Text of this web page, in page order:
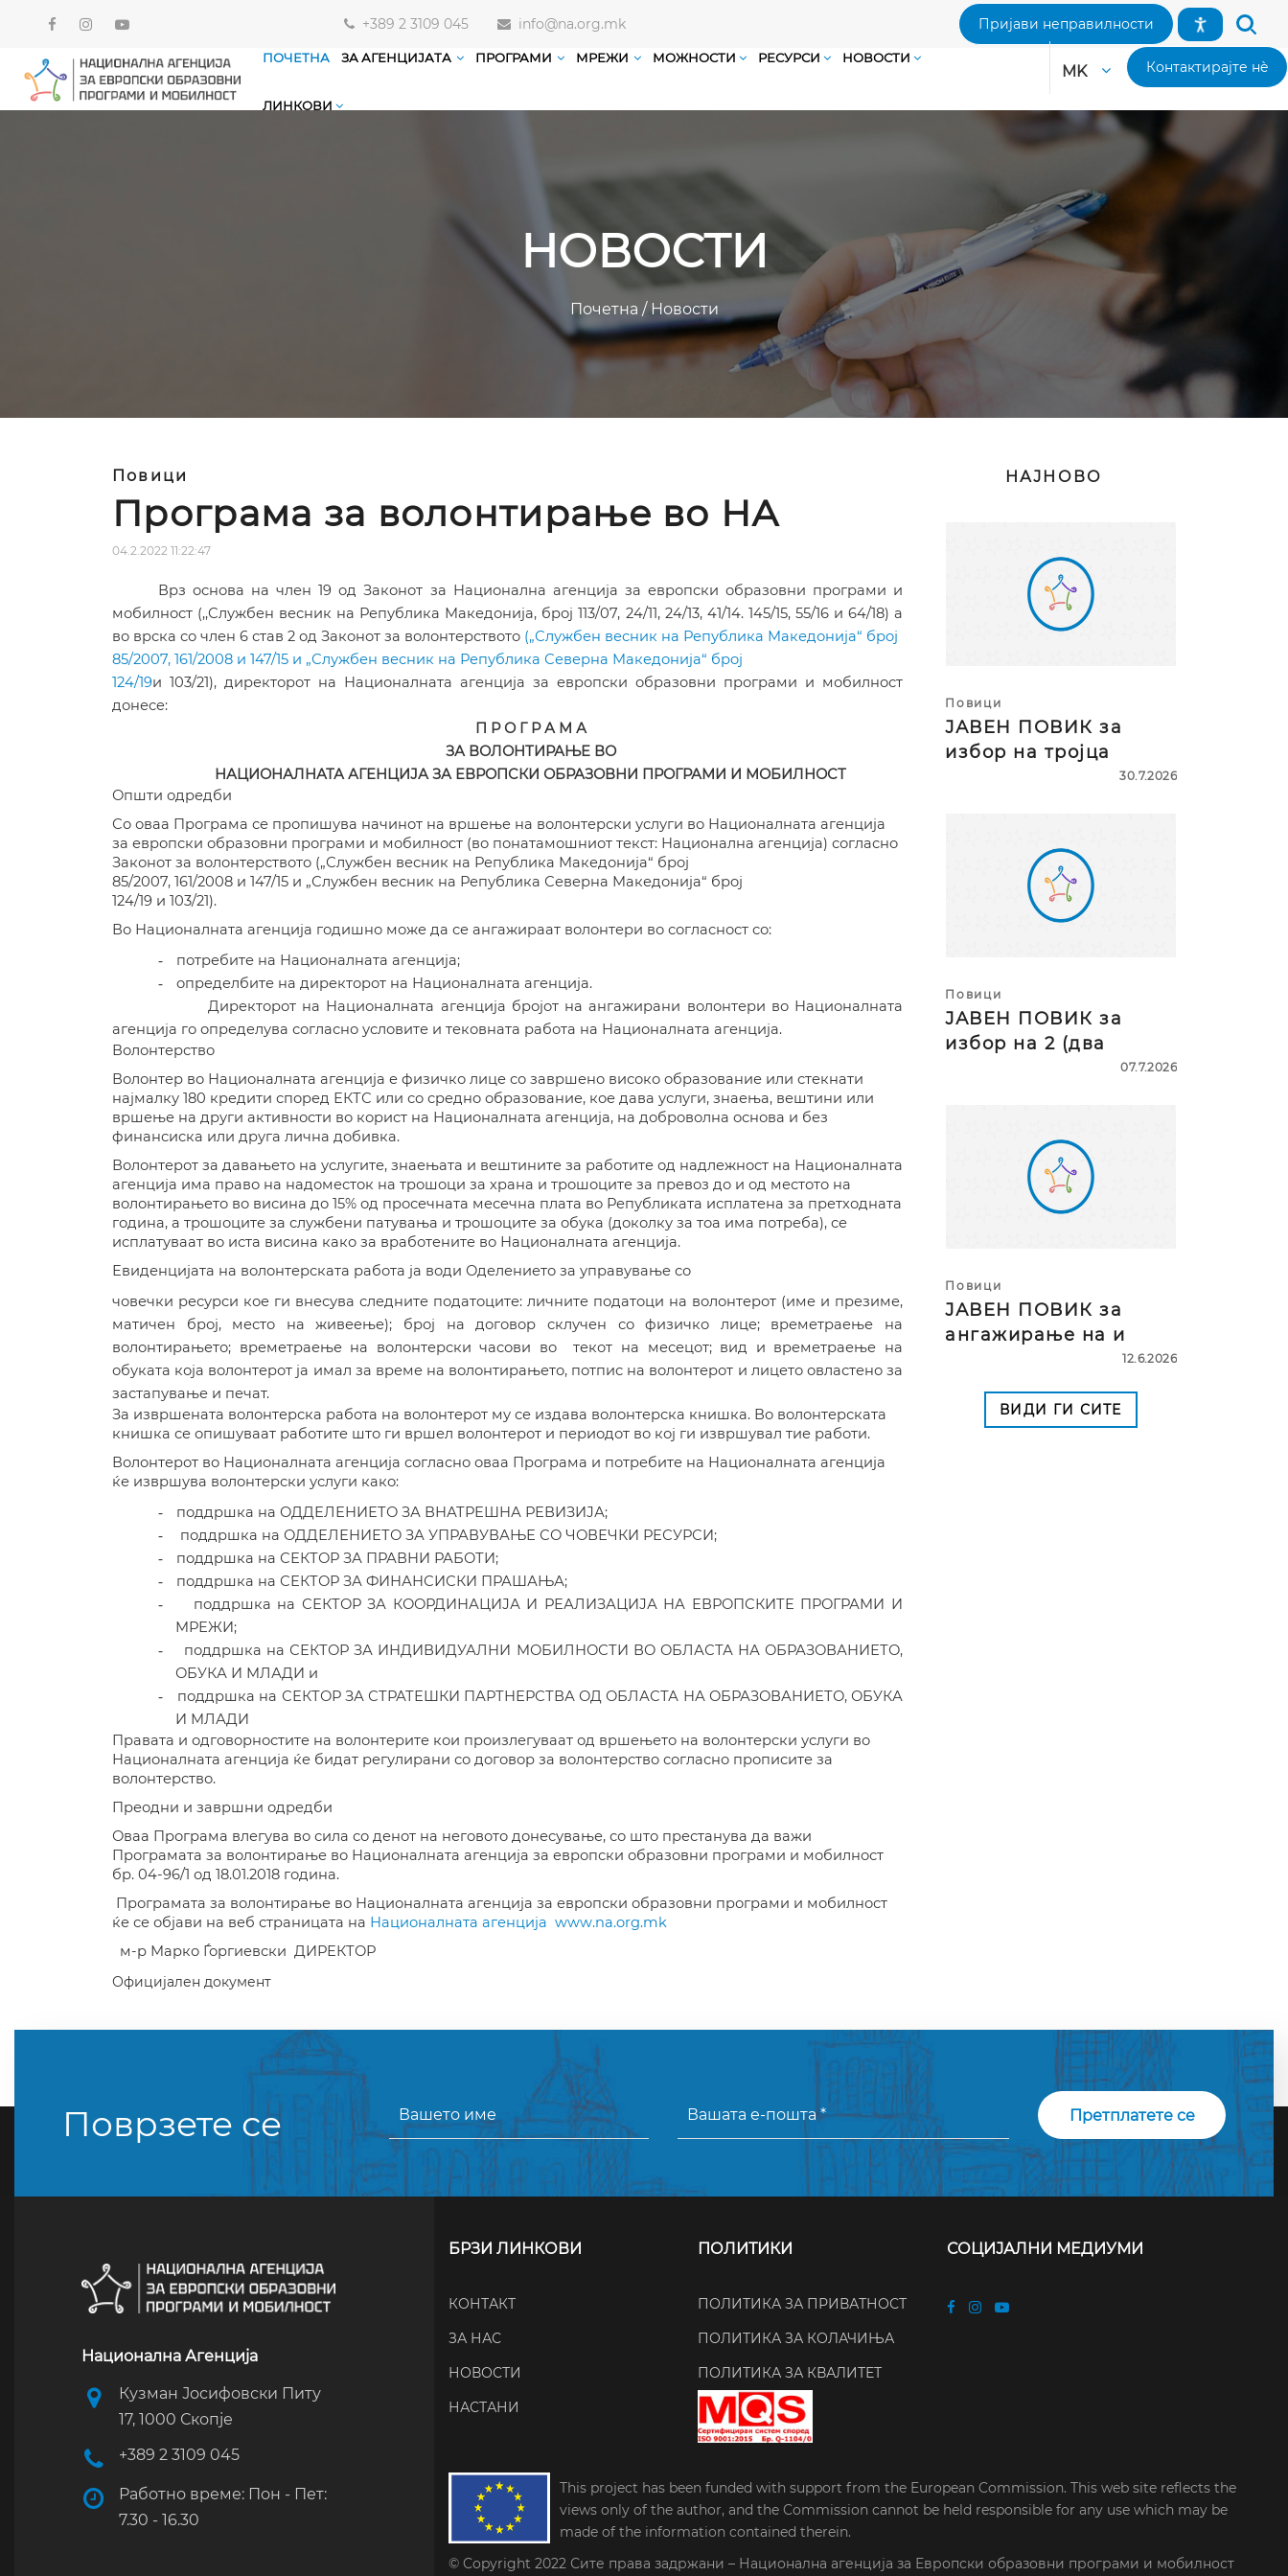
+389 2 3109 045 info@na.org.mk Пријави неправилности
ПОЧЕТНА ЗА АГЕНЦИЈАТА ПРОГРАМИ МРЕЖИ МОЖНОСТИ РЕСУРСИ НОВОСТИ
ЛИНКОВИ
MK Контактирајте нè
НОВОСТИ
Почетна /Новости
Повици
Програма за волонтирање во НА
04.2.2022 11:22:47
Врз основа на член 19 од Законот за Национална агенција за европски образовни програми и
мобилност (,,Службен весник на Република Македонија, број113/07, 24/11, 24/13,41/14. 145/15, 55/16 и 64/18) а
во врска со член 6 став 2 од Законот за волонтерството („Службен весник на Република Македонија“ брoj
85/2007, 161/2008 и 147/15 и „Службен весник на Република Северна Македонија“ брoj
124/19и 103/21), директорот на Националната агенција за европски образовни програми и мобилност
донесe:
П Р О Г Р А М А
ЗА ВОЛОНТИРАЊЕ ВО
НАЦИОНАЛНАТА АГЕНЦИЈА ЗА ЕВРОПСКИ ОБРАЗОВНИ ПРОГРАМИ И МОБИЛНОСТ
Општи одредби
Со оваа Програма се пропишува начинот на вршење на волонтерски услуги во Националната агенција
за европски образовни програми и мобилност (во понатамошниот текст: Национална агенција) согласно
Законот за волонтерството („Службен весник на Република Македонија“ брoj
85/2007, 161/2008 и 147/15 и „Службен весник на Република Северна Македонија“ брoj
124/19 и 103/21).
Во Националната агенција годишно може да се ангажираат волонтери во согласност со:
- потребите на Националната агенција;
-
определбите на директорот на Националната агенција.
Директорот на Националната агенција бројот на ангажирани волонтери во Националната
агенција го определува согласно условите и тековната работа на Националната агенција.
Волонтерство
Волонтер во Националната агенција е физичко лице со завршено високо образование или стекнати
најмалку 180 кредити според ЕКТС или со средно образование, кое дава услуги, знаења, вештини или
вршење на други активности во корист на Националната агенција, на доброволна основа и без
финансиска или друга лична добивка.
Волонтерот за давањето на услугите, знаењата и вештините за работите од надлежност на Националната
агенција има право на надоместок на трошоци за храна и трошоците за превоз до и од местото на
волонтирањето во висина до 15% од просечната месечна плата во Републиката исплатена за претходната
година, а трошоците за службени патувања и трошоците за обука (доколку за тоа има потреба), се
исплатуваат во иста висина како за вработените во Националната агенција.
Евиденцијата на волонтерската работа ја води Оделението за управување со
човечки ресурси кое ги внесува следните податоците: личните податоци на волонтерот (име и презиме,
матичен број, место на живеење); број на договор склучен со физичко лице; времетраење
на
волонтирањето; времетраење на волонтерски часови во
текот на месецот; вид и времетраење на
обуката која волонтерот ја имал за време на волонтирањето, потпис на волонтерот и лицето овластено за
застапување и печат.
За извршената волонтерска работа на волонтерот му се издава волонтерска книшка. Во волонтерската
книшка се опишуваат работите што ги вршел волонтерот и периодот во кој ги извршувал тие работи.
Волонтерот во Националната агенција согласно оваа Програма и потребите на Националната агенција
ќе извршува волонтерски услуги како:
- поддршка на ОДДЕЛЕНИЕТО ЗА ВНАТРЕШНА РЕВИЗИЈА;
- поддршка на ОДДЕЛЕНИЕТО ЗА УПРАВУВАЊЕ СО ЧОВЕЧКИ РЕСУРСИ;
- поддршка на СЕКТОР ЗА ПРАВНИ РАБОТИ;
- поддршка на СЕКТОР ЗА ФИНАНСИСКИ ПРАШАЊА;
- поддршка на СЕКТОР ЗА КООРДИНАЦИЈА И РЕАЛИЗАЦИЈА НА ЕВРОПСКИТЕ ПРОГРАМИ И
МРЕЖИ;
- поддршка наСЕКТОР ЗА ИНДИВИДУАЛНИ МОБИЛНОСТИ ВО ОБЛАСТА НА ОБРАЗОВАНИЕТО,
ОБУКА И МЛАДИ и
- поддршка на СЕКТОР ЗА СТРАТЕШКИ ПАРТНЕРСТВА ОД ОБЛАСТА НА ОБРАЗОВАНИЕТО, ОБУКА
И МЛАДИ
Правата и одговорностите на волонтерите кои произлегуваат од вршењето на волонтерски услуги во
Националната агенција ќе бидат регулирани со договор за волонтерство согласно прописите за
волонтерство.
Преодни и завршни одредби
Оваа Програма влегува во сила со денот на неговото донесување, со што престанува да важи
Програмата за волонтирање во Националната агенција за европски образовни програми и мобилност
бр. 04-96/1 од 18.01.2018 година.
Програмата за волонтирање во Националната агенција за европски образовни програми и мобилност
ќе се објави на веб страницата на Националната агенција www.na.org.mk
м-р Марко Ѓоргиевски ДИРЕКТОР
Официјален документ
НАЈНОВО
Повици
ЈАВЕН ПОВИК за
избор на тројца
30.7.2026
Повици
ЈАВЕН ПОВИК за
избор на 2 (два
07.7.2026
Повици
ЈАВЕН ПОВИК за
ангажирање на и
12.6.2026
ВИДИ ГИ СИТЕ
Поврзете се
Национална Агенција
Кузман Јосифовски Питу
17, 1000 Скопје
+389 2 3109 045
Работно време: Пон - Пет:
7.30 - 16.30
БРЗИ ЛИНКОВИ
КОНТАКТ
ЗА НАС
НОВОСТИ
НАСТАНИ
ПОЛИТИКИ
ПОЛИТИКА ЗА ПРИВАТНОСТ
ПОЛИТИКА ЗА КОЛАЧИЊА
ПОЛИТИКА ЗА КВАЛИТЕТ
СОЦИЈАЛНИ МЕДИУМИ
This project has been funded with support from the European Commission. This web site reflects the
views only of the author, and the Commission cannot be held responsible for any use which may be
made of the information contained therein.
© Copyright 2022 Сите права задржани – Национална агенција за Европски образовни програми и мобилност